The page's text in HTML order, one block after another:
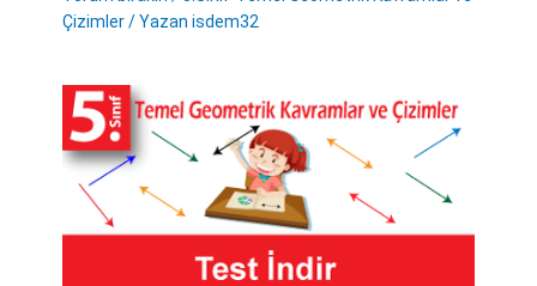
Çizimler/ Yazan isdem32